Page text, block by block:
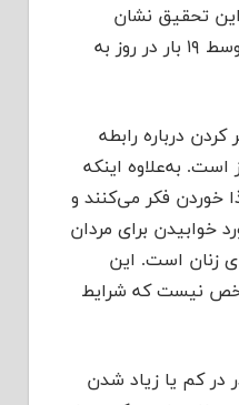
تحقیق نشان
می‌دهد که مردان به‌طور متوسط ۱۹ بار در روز به
درباره رابطه
۱۰ بار در روز است. به‌علاوه اینکه
غذا خوردن فکر می‌کنند و
مورد خوابیدن برای مردان
در روز برای زنان است. این
نیست که شرایط
در کم یا زیاد شدن